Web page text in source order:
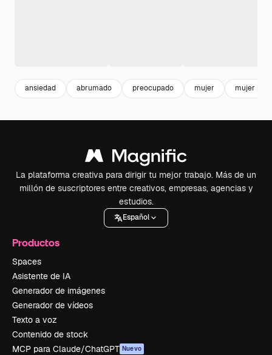
ansiedad abrumado preocupado mujer mujer
La plataforma creativa para dirigir tu mejor trabajo. Más de un
millón de suscriptores entre creativos, empresas, agencias y
estudios.
Español
Productos
Spaces
Asistente de IA
Generador de imágenes
Generador de vídeos
Texto a voz
Contenido de stock
MCP para Claude/ChatGPT Nuevo